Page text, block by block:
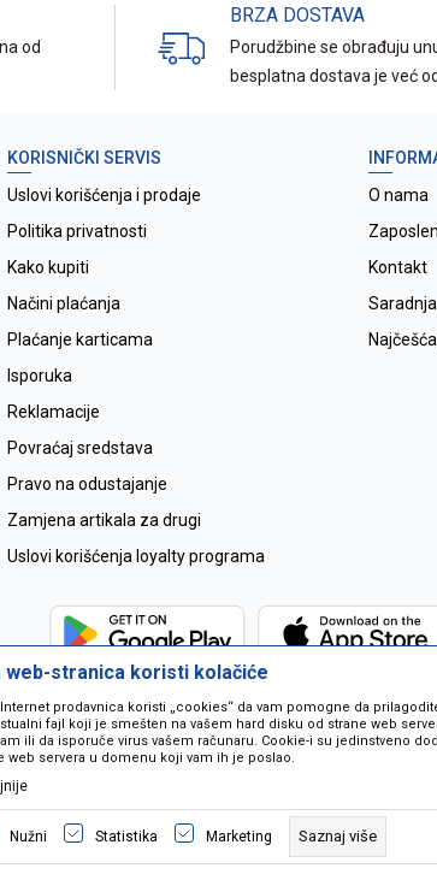
od
BRZA DOSTAVA
Porudžbine se obrađuju
besplatna dostava je već
KORISNIČKI SERVIS
Uslovi korišćenja i prodaje
Politika privatnosti
Kako kupiti
Načini plaćanja
Plaćanje karticama
Isporuka
Reklamacije
Povraćaj sredstava
Pravo na odustajanje
Zamjena artikala za drugi
Uslovi korišćenja loyalty programa
O nama
Kontakt
Saradnja
što precizniji u opisu proizvoda, prikazu slika i samih cijena
su dio naše ponude i ne podrazumjeva se da su dostupni
pozivom na broj
©2026www.mil-pop.com, IzradaNB SOFT.
web-stranica koristi kolačiće
Internet prodavnica koristi „cookies“ da vam pomogne da
fajl koji je smešten na vašem hard disku od strane web
ili da isporuče virus vašem računaru. Cookie-i su jedinstveno
web servera u domenu koji vam ih je poslao.
Nužni Statistika Marketing Saznaj više